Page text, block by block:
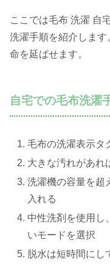
ここでは毛布 洗濯 自
洗濯手順を紹介しま
命を延ばせます。
自宅での毛布洗濯
毛布の洗濯表示タ
大きな汚れがあれ
洗濯機の容量を超
入れる
中性洗剤を使用し
いモードを選択
脱水は短時間にし